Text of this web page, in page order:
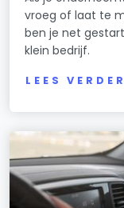
vroeg of laat te
ben je net
klein bedrijf.
LEES VERDER